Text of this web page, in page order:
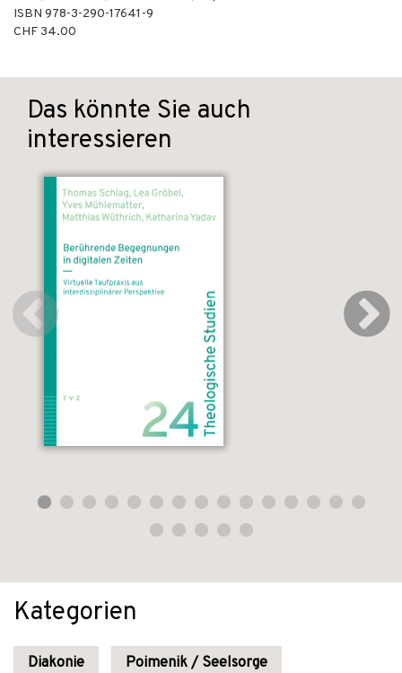
ISBN 978-3-290-17641-9
CHF 34.00
Das könnte Sie auch
interessieren
Kategorien
Diakonie Poimenik / Seelsorge